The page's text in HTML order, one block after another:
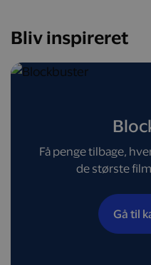
Bliv inspireret
Få penge tilbage,
de største
Gå til